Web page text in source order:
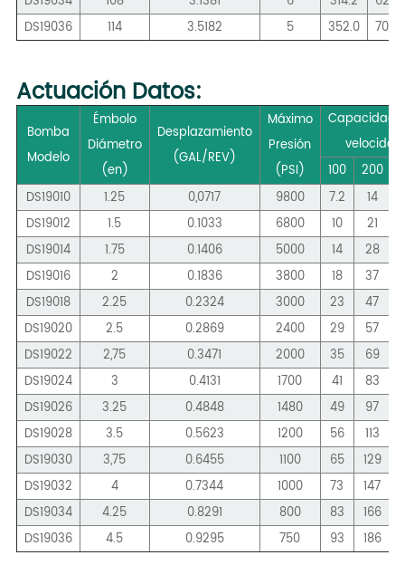
DS19036
114 3.5182 5 352.0
Actuación Datos:
Bomba
Modelo
Émbolo
Diámetro
(en)
Desplazamiento
(GAL/REV)
Máximo
Presión
(PSI)
Capacidad
100
200
DS19010
1.25 0,0717 9800 7.2 14
DS19012
1.5 0.1033 6800 10 21
DS19014
1.75 0.1406 5000 14 28
DS19016
2 0.1836 3800 18 37
DS19018
2.25 0.2324 3000 23 47
DS19020
2.5 0.2869 2400 29 57
DS19022
2,75 0.3471 2000 35 69
DS19024
3 0.4131 1700 41 83
DS19026
3.25 0.4848 1480 49 97
DS19028
3.5 0.5623 1200 56 113
DS19030
3,75 0.6455 1100 65 129
DS19032
4 0.7344 1000 73 147
DS19034
4.25 0.8291 800 83 166
DS19036
4.5 0.9295 750 93 186